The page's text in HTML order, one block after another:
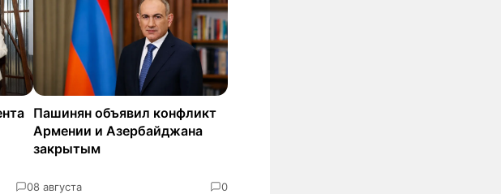
0
Пашинян объявил конфликт
Армении и Азербайджана
закрытым
8 августа 0